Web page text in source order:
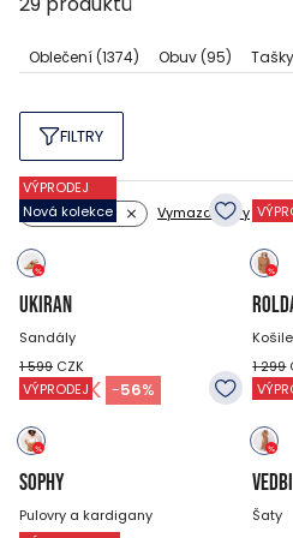
Oblečení(1374) Obuv(95) Tašky
FILTRY
Barva: hnědý Vymazat filtry
VÝPRODEJ
Nová kolekce
UKIRAN
Sandály
1 599 CZK
699CZK -56%
1 299
769
VÝPRODEJ
SOPHY
Pulovry a kardigany
VEDBI
Šaty